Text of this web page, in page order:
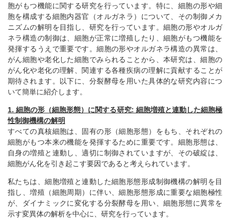
胞がもつ機能に関する研究を行っています。特に、細胞の形や細
胞を構成する細胞内器官（オルガネラ）について、その制御メカ
ニズムの解明を目指し、研究を行っています。細胞の形やオルガ
ネラ構造の制御は、細胞が正常に増殖したり、細胞がもつ機能を
発揮するうえで重要です。細胞の形やオルガネラ構造の異常は、
がん細胞や老化した細胞でみられることから、本研究は、細胞の
がん化や老化の理解、関連する各種疾病の理解に貢献することが
期待されます。以下に、分裂酵母を用いた具体的な研究内容につ
いて簡単に紹介します。
1. 細胞の形（細胞形態）に関する研究: 細胞増殖と連動した細胞極
性制御機構の解明
すべての真核細胞は、固有の形（細胞形態）をもち、それぞれの
細胞がもつ本来の機能を発揮するために重要です。細胞形態は、
自身の増殖と連動し、適切に制御されていますが、その破綻は、
細胞がん化を引き起こす要因であると考えられています。
私たちは、細胞増殖と連動した細胞形態形成制御機構の解明を目
指し、増殖（細胞周期）に伴い、細胞形態形成に重要な細胞極性
が、ダイナミックに変化する分裂酵母を用い、細胞形態に異常を
示す変異体の解析を中心に、研究を行っています。